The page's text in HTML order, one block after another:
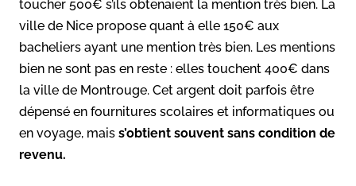
toucher 500€ s’ils obtenaient la mention très bien. La
ville de Nice propose quant à elle 150€ aux
bacheliers ayant une mention très bien. Les mentions
bien ne sont pas en reste : elles touchent 400€ dans
la ville de Montrouge. Cet argent doit parfois être
dépensé en fournitures scolaires et informatiques ou
en voyage, mais s’obtient souvent sans condition de
revenu.